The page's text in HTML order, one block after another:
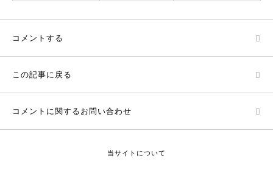
コメントする
この記事に戻る
コメントに関するお問い合わせ
当サイトについて